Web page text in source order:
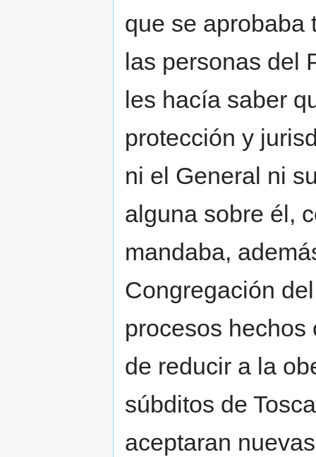
que se aprobaba
las personas del
les hacía saber
protección y
ni el General ni
alguna sobre él,
mandaba,
Congregación
procesos hechos
de reducir a la
súbditos de
aceptaran